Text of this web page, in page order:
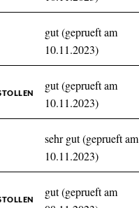
gut (geprueft am
10.11.2023)
gut (geprueft am
10.11.2023)
sehr gut (geprueft am
10.11.2023)
gut (geprueft am